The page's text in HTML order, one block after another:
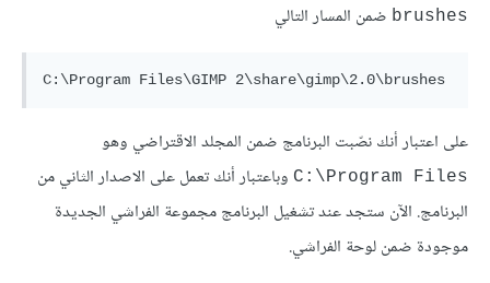
brushes ضمن المسار التالي
على اعتبار أنك نصّبت البرنامج ضمن المجلد الاقتراضي وهو
C:\Program Files وباعتبار أنك تعمل على الاصدار الثاني من
البرنامج. الآن ستجد عند تشغيل البرنامج مجموعة الفراشي الجديدة
موجودة ضمن لوحة الفراشي.